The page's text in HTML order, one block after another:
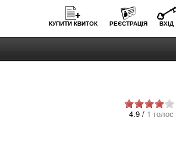
КУПИТИ КВИТОК РЕЄСТРАЦІЯ ВХІД
4.9 / 1 голос